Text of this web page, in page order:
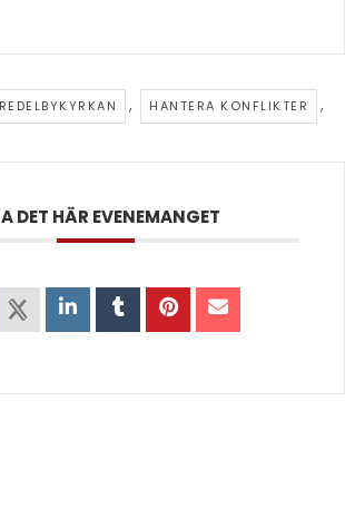
, HANTERA KONFLIKTER ,
DET HÄR EVENEMANGET